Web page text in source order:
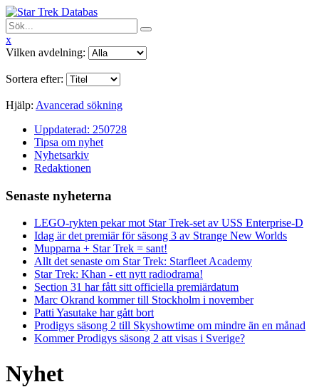
x
Vilken avdelning:
Sortera efter:
Hjälp: Avancerad sökning
Uppdaterad: 250728
Tipsa om nyhet
Nyhetsarkiv
Redaktionen
Senaste nyheterna
LEGO-rykten pekar mot Star Trek-set av USS Enterprise-D
Idag är det premiär för säsong 3 av Strange New Worlds
Mupparna + Star Trek = sant!
Allt det senaste om Star Trek: Starfleet Academy
Star Trek: Khan - ett nytt radiodrama!
Section 31 har fått sitt officiella premiärdatum
Marc Okrand kommer till Stockholm i november
Patti Yasutake har gått bort
Prodigys säsong 2 till Skyshowtime om mindre än en månad
Kommer Prodigys säsong 2 att visas i Sverige?
Nyhet